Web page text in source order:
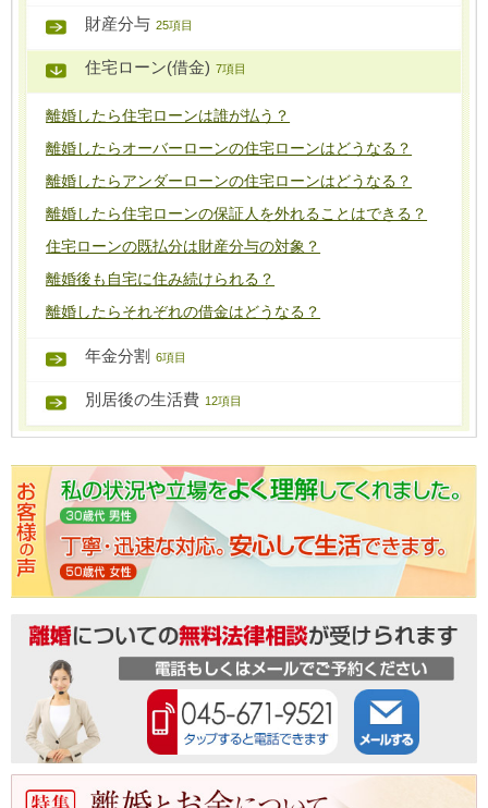
財産分与 25項目
住宅ローン(借金) 7項目
離婚したら住宅ローンは誰が払う？
離婚したらオーバーローンの住宅ローンはどうなる？
離婚したらアンダーローンの住宅ローンはどうなる？
離婚したら住宅ローンの保証人を外れることはできる？
住宅ローンの既払分は財産分与の対象？
離婚後も自宅に住み続けられる？
離婚したらそれぞれの借金はどうなる？
年金分割 6項目
別居後の生活費 12項目